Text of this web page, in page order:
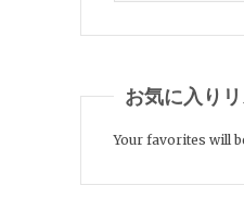
お気に入り
Your favorites will